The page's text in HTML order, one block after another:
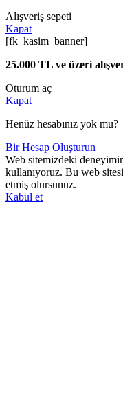
Alışveriş sepeti
Kapat
[fk_kasim_banner]
25.000 TL ve üzeri
Oturum aç
Kapat
Henüz hesabınız yok mu?
Bir Hesap Oluşturun
Web sitemizdeki
kullanıyoruz. Bu web
etmiş olursunuz.
Kabul et